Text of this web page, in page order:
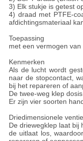
3) Elk stukje is getest
4) draad met PTFE-
afdichtingsmateriaal
Toepassing
met een vermogen
Kenmerken
Als de lucht wordt
naar de stopcontact,
bij het repareren of
De twee-weg klep
Er zijn vier soorten
Driedimensionele
De driewegklep laat bij
de uitlaat los,